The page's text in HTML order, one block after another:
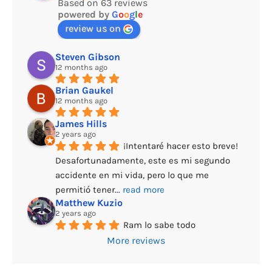
Based on 63 reviews
powered by Google
review us on
Steven Gibson
12 months ago
Brian Gaukel
12 months ago
James Hills
2 years ago
¡Intentaré hacer esto breve!
Desafortunadamente, este es mi segundo
accidente en mi vida, pero lo que me
permitió tener... read more
Matthew Kuzio
2 years ago
Ram lo sabe todo
More reviews